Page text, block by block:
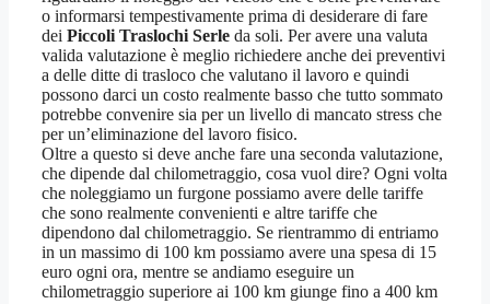
o informarsi tempestivamente prima di desiderare di fare
dei Piccoli Traslochi Serle da soli. Per avere una valuta
valida valutazione è meglio richiedere anche dei preventivi
a delle ditte di trasloco che valutano il lavoro e quindi
possono darci un costo realmente basso che tutto sommato
potrebbe convenire sia per un livello di mancato stress che
per un’eliminazione del lavoro fisico.
Oltre a questo si deve anche fare una seconda valutazione,
che dipende dal chilometraggio, cosa vuol dire? Ogni volta
che noleggiamo un furgone possiamo avere delle tariffe
che sono realmente convenienti e altre tariffe che
dipendono dal chilometraggio. Se rientrammo di entriamo
in un massimo di 100 km possiamo avere una spesa di 15
euro ogni ora, mentre se andiamo eseguire un
chilometraggio superiore ai 100 km giunge fino a 400 km